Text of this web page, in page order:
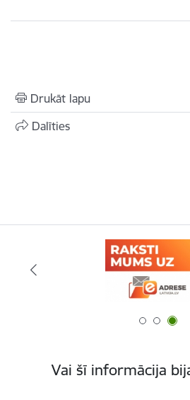
Drukāt lapu
Dalīties
Vai šī informācija